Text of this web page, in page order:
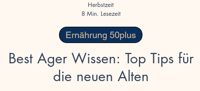
Best Ager Wissen: Top Tips für
die neuen Alten
Ernährung 50plus
Herbstzeit
8 Min. Lesezeit